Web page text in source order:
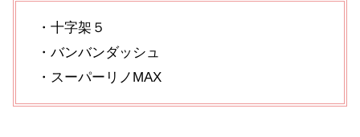
・十字架５
・バンバンダッシュ
・スーパーリノMAX